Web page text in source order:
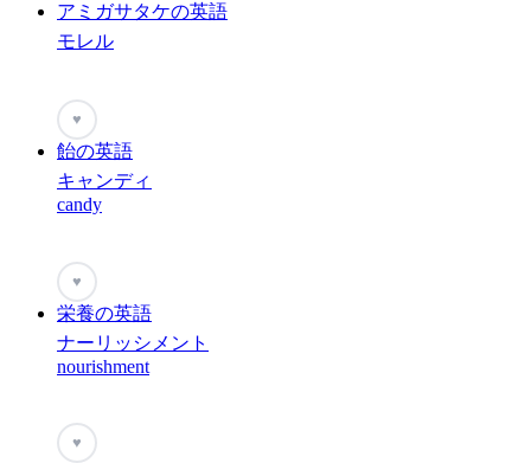
アミガサタケの英語
モレル
♥
飴の英語
キャンディ
candy
♥
栄養の英語
ナーリッシメント
nourishment
♥